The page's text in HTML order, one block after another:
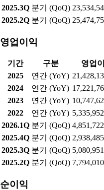
2025.3Q 분기 (QoQ)
2025.2Q 분기 (QoQ)
영업이익
기간 구분 영업
2025
연간 (YoY)
2024
연간 (YoY)
2023
연간 (YoY)
2022
연간 (YoY)
2026.1Q 분기 (QoQ)
2025.4Q 분기 (QoQ)
2025.3Q 분기 (QoQ)
2025.2Q 분기 (QoQ)
순이익